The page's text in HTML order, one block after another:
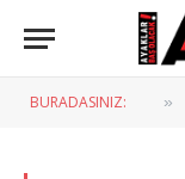
BURADASINIZ: »